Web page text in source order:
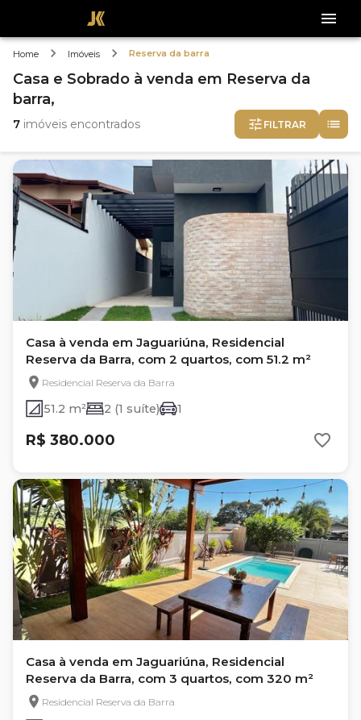
Home Imóveis Reserva da barra
Casa e Sobrado à venda em Reserva da
barra,
7 imóveis encontrados FILTRAR
Casa à venda em Jaguariúna, Residencial
Reserva da Barra, com 2 quartos, com 51.2 m²
Residencial Reserva da Barra
51.2 m² 2 (1 suíte) 1
R$ 380.000
Casa à venda em Jaguariúna, Residencial
Reserva da Barra, com 3 quartos, com 320 m²
Residencial Reserva da Barra